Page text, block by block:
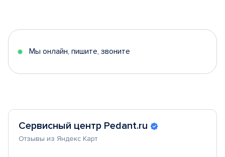
5
Мы онлайн, пишите, звоните
Сервисный центр Pedant.ru
Отзывы из Яндекс Карт